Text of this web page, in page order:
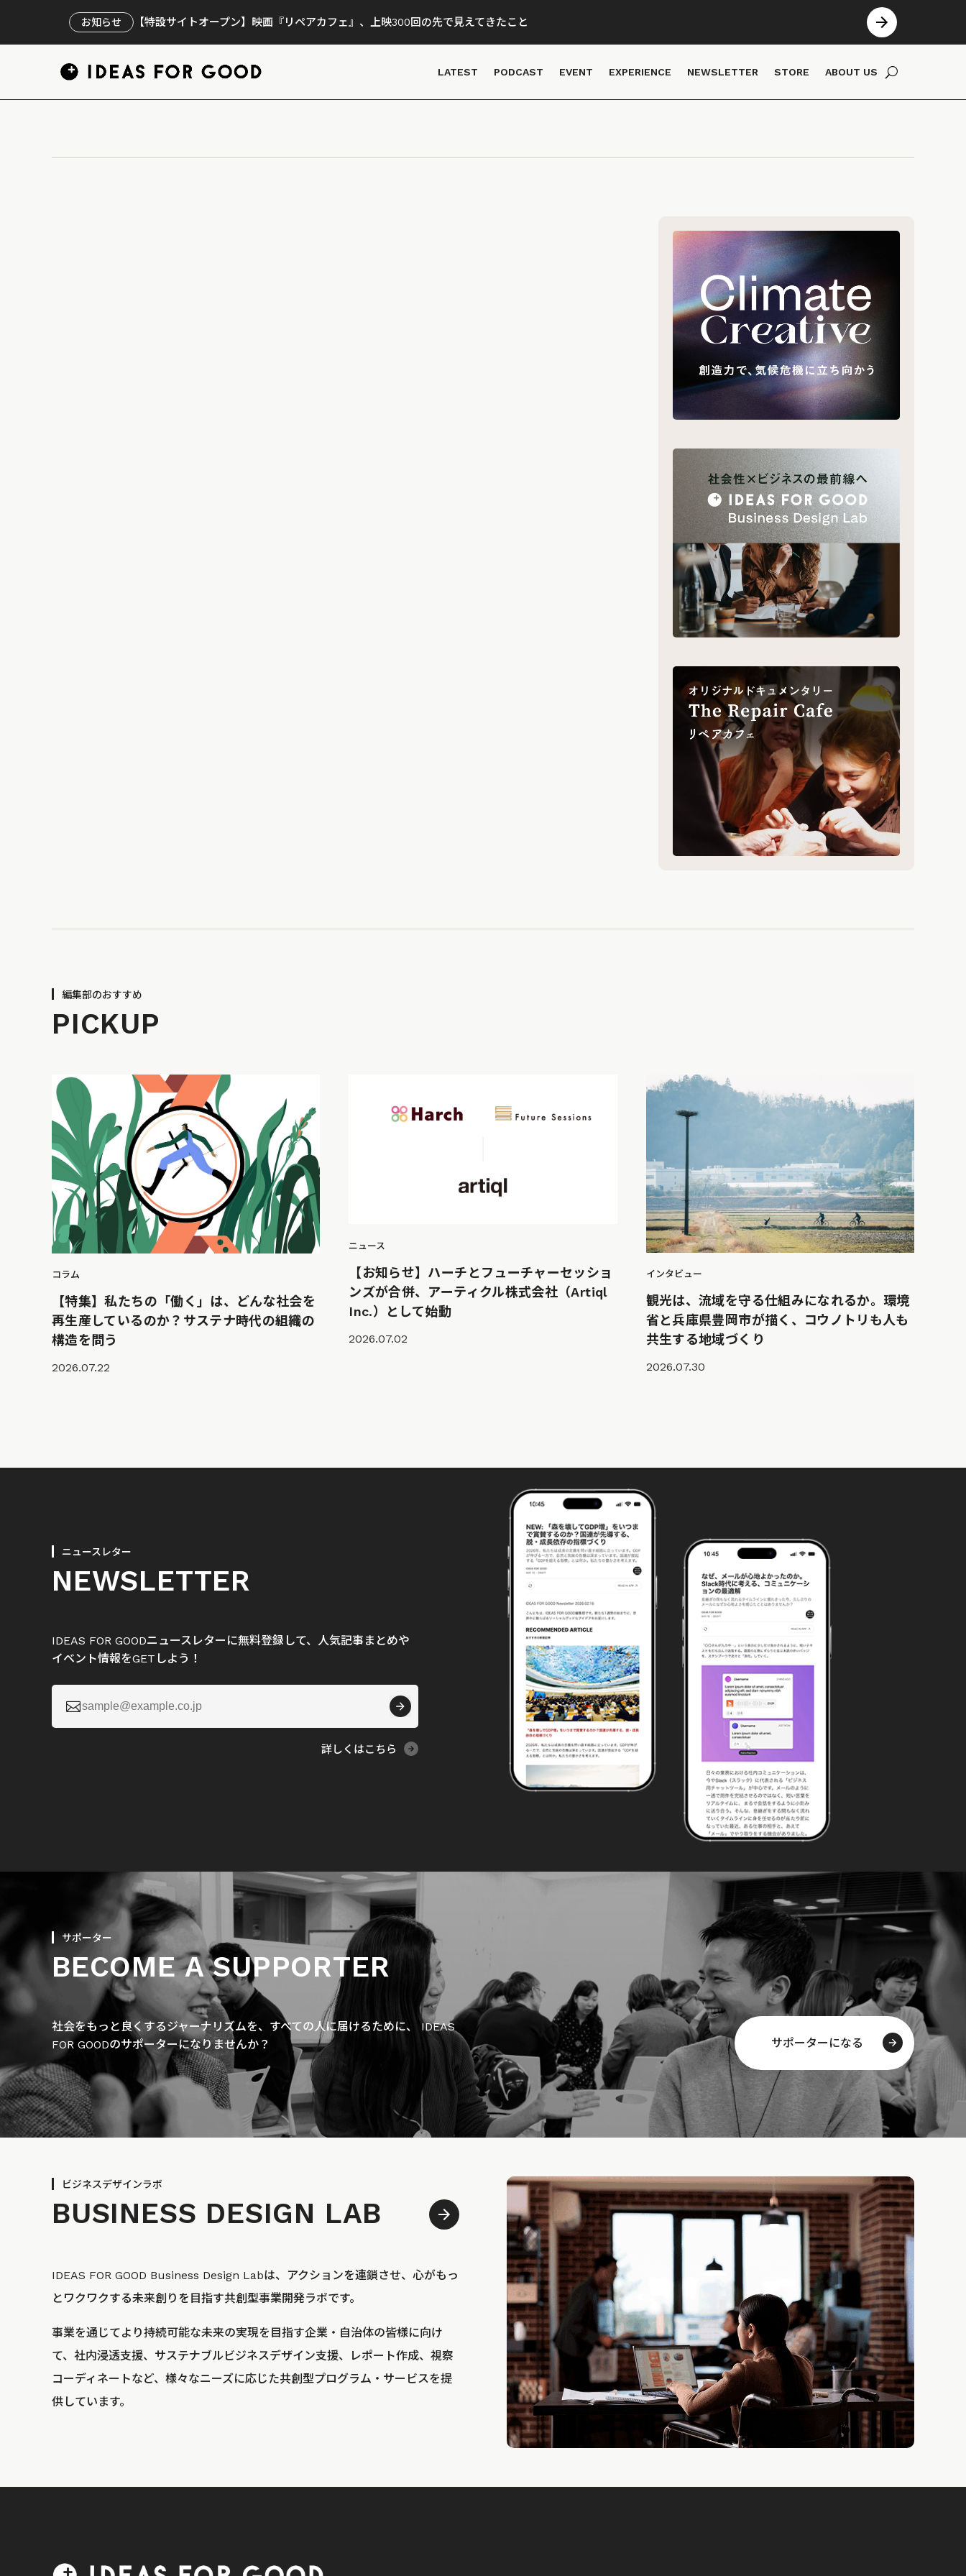
お知らせ 【特設サイトオープン】映画『リペアカフェ』、上映300回の先で見えてきたこと
LATEST PODCAST EVENT EXPERIENCE NEWSLETTER STORE ABOUT US
編集部のおすすめ
PICKUP
コラム
【特集】私たちの「働く」は、どんな社会を
再生産しているのか？サステナ時代の組織の
構造を問う
2026.07.22
ニュース
【お知らせ】ハーチとフューチャーセッショ
ンズが合併、アーティクル株式会社（Artiql
Inc.）として始動
2026.07.02
インタビュー
観光は、流域を守る仕組みになれるか。環境
省と兵庫県豊岡市が描く、コウノトリも人も
共生する地域づくり
2026.07.30
ニュースレター
NEWSLETTER
IDEAS FOR GOODニュースレターに無料登録して、人気記事まとめや
イベント情報をGETしよう！

詳しくはこちら
サポーター
BECOME A SUPPORTER
社会をもっと良くするジャーナリズムを、すべての人に届けるために、 IDEAS
FOR GOODのサポーターになりませんか？
サポーターになる
ビジネスデザインラボ
BUSINESS DESIGN LAB
IDEAS FOR GOOD Business Design Labは、アクションを連鎖させ、心がもっ
とワクワクする未来創りを目指す共創型事業開発ラボです。
事業を通じてより持続可能な未来の実現を目指す企業・自治体の皆様に向け
て、社内浸透支援、サステナブルビジネスデザイン支援、レポート作成、視察
コーディネートなど、様々なニーズに応じた共創型プログラム・サービスを提
供しています。